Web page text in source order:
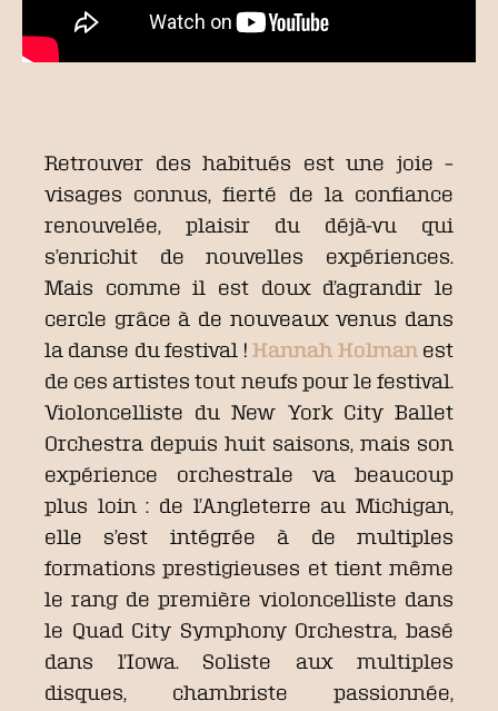
Retrouver des habitués est une joie –
visages connus, fierté de la confiance
renouvelée, plaisir du déjà-vu qui
s’enrichit de nouvelles expériences.
Mais comme il est doux d’agrandir le
cercle grâce à de nouveaux venus dans
la danse du festival !Hannah Holmanest
de ces artistes tout neufs pour le festival.
Violoncelliste du New York City Ballet
Orchestra depuis huit saisons, mais son
expérience orchestrale va beaucoup
plus loin : de l’Angleterre au Michigan,
elle s’est intégrée à de multiples
formations prestigieuses et tient même
le rang de première violoncelliste dans
le Quad City Symphony Orchestra, basé
dans l’Iowa. Soliste aux multiples
disques, chambriste passionnée,